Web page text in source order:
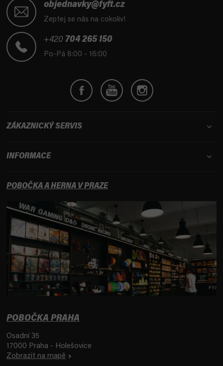
objednavky@fyft.cz
Zeptej se nás na cokoliv!
+420 704 265 150
Po-Pá 8:00 - 16:00
ZÁKAZNICKÝ SERVIS
INFORMACE
POBOČKA A HERNA V PRAZE
POBOČKA PRAHA
Osadní 35
17000 Praha - Holešovice
Zobrazit na mapě